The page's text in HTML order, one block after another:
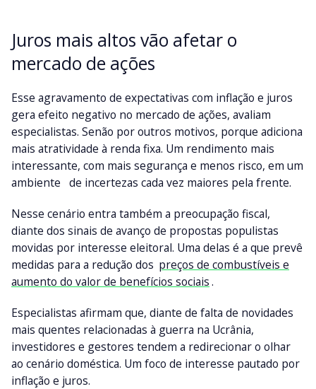
Juros mais altos vão afetar o
mercado de ações
Esse agravamento de expectativas com inflação e juros
gera efeito negativo no mercado de ações, avaliam
especialistas. Senão por outros motivos, porque adiciona
mais atratividade à renda fixa. Um rendimento mais
interessante, com mais segurança e menos risco, em um
ambiente de incertezas cada vez maiores pela frente.
Nesse cenário entra também a preocupação fiscal,
diante dos sinais de avanço de propostas populistas
movidas por interesse eleitoral. Uma delas é a que prevê
medidas para a redução dos preços de combustíveis e
aumento do valor de benefícios sociais.
Especialistas afirmam que, diante de falta de novidades
mais quentes relacionadas à guerra na Ucrânia,
investidores e gestores tendem a redirecionar o olhar
ao cenário doméstica. Um foco de interesse pautado por
inflação e juros.